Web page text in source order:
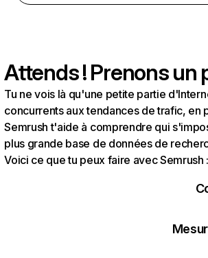
Attends ! Prenons un
Tu ne vois là qu'une petite partie
concurrents aux tendances de trafic, en
Semrush t'aide à comprendre qui
plus grande base de données de
Voici ce que tu peux faire avec Semrush